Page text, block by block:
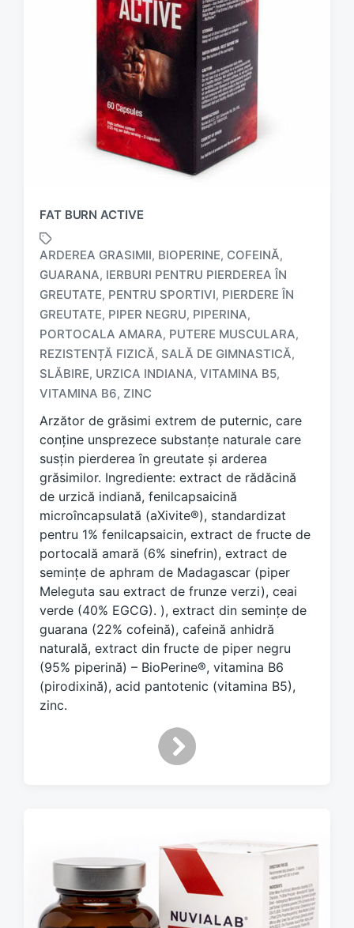
FAT BURN ACTIVE
a
g
g
e
w
i
t
h
ARDEREA GRASIMII, BIOPERINE, COFEINĂ,
GUARANA, IERBURI PENTRU PIERDEREA ÎN
GREUTATE, PENTRU SPORTIVI, PIERDERE ÎN
GREUTATE, PIPER NEGRU, PIPERINA,
PORTOCALA AMARA, PUTERE MUSCULARA,
REZISTENȚĂ FIZICĂ, SALĂ DE GIMNASTICĂ,
SLĂBIRE, URZICA INDIANA, VITAMINA B5,
VITAMINA B6, ZINC
Arzător de grăsimi extrem de puternic, care
conține unsprezece substanțe naturale care
susțin pierderea în greutate și arderea
grăsimilor. Ingrediente: extract de rădăcină
de urzică indiană, fenilcapsaicină
microîncapsulată (aXivite®), standardizat
pentru 1% fenilcapsaicin, extract de fructe de
portocală amară (6% sinefrin), extract de
semințe de aphram de Madagascar (piper
Meleguta sau extract de frunze verzi), ceai
verde (40% EGCG). ), extract din semințe de
guarana (22% cofeină), cafeină anhidră
naturală, extract din fructe de piper negru
(95% piperină) – BioPerine®, vitamina B6
(pirodixină), acid pantotenic (vitamina B5),
zinc.